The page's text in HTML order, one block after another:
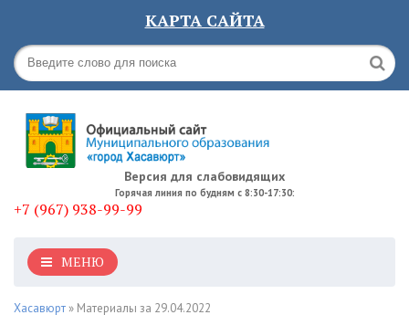
КАРТА САЙТА
Версия для слабовидящих
Горячая линия по будням с 8:30-17:30:
+7 (967) 938-99-99
МЕНЮ
Хасавюрт » Материалы за 29.04.2022